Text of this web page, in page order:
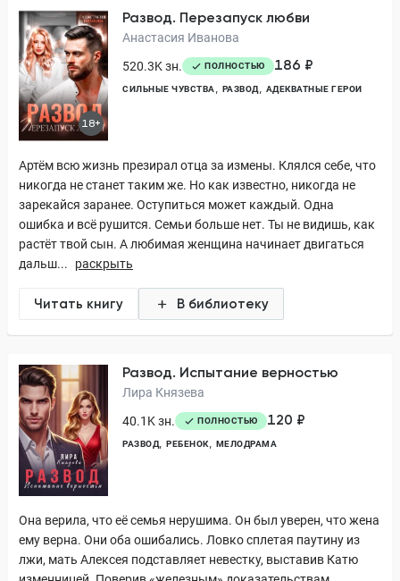
18+
Развод. Перезапуск любви
Анастасия Иванова
520.3K зн.
ПОЛНОСТЬЮ 186 ₽
СИЛЬНЫЕ ЧУВСТВА РАЗВОД АДЕКВАТНЫЕ ГЕРОИ
Артём всю жизнь презирал отца за измены. Клялся себе, что
никогда не станет таким же. Но как известно, никогда не
зарекайся заранее. Оступиться может каждый. Одна
ошибка и всё рушится. Семьи больше нет. Ты не видишь, как
растёт твой сын. А любимая женщина начинает двигаться
дальш...
раскрыть
Читать книгу В библиотеку
Развод. Испытание верностью
Лира Князева
40.1K зн.
ПОЛНОСТЬЮ 120 ₽
РАЗВОД РЕБЕНОК МЕЛОДРАМА
Она верила, что её семья нерушима. Он был уверен, что жена
ему верна. Они оба ошибались. Ловко сплетая паутину из
лжи, мать Алексея подставляет невестку, выставив Катю